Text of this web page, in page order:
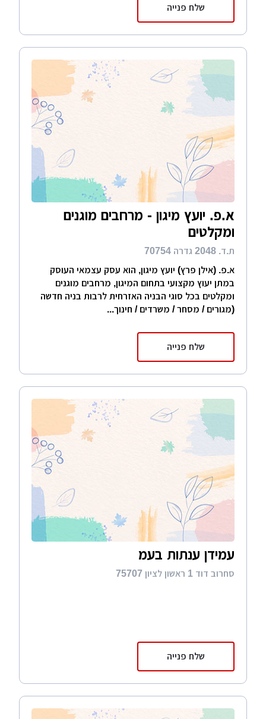
שלח פנייה
א.פ. יועץ מיגון - מרחבים מוגנים
ומקלטים
ת.ד. 2048 גדרה 70754
א.פ. (אילן פרץ) יועץ מיגון, הוא עסק עצמאי העוסק
במתן יעוץ מקצועי בתחום המיגון, מרחבים מוגנים
ומקלטים בכל סוגי הבניה האזרחית לרבות בניה חדשה
(מגורים / מסחר / משרדים / חינוך...
שלח פנייה
עמידן ענתות בעמ
סחרוב דוד 1 ראשון לציון 75707
שלח פנייה